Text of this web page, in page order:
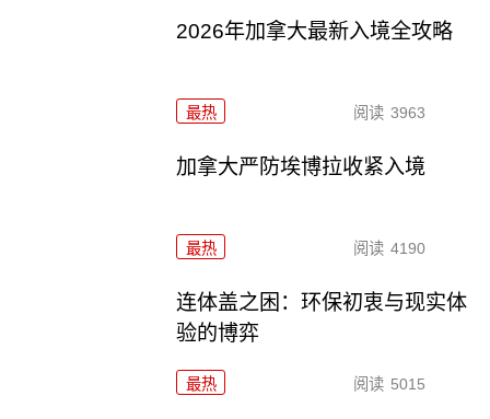
2026年加拿大最新入境全攻略
最热 阅读 3963
加拿大严防埃博拉收紧入境
最热 阅读 4190
连体盖之困：环保初衷与现实体
验的博弈
最热 阅读 5015